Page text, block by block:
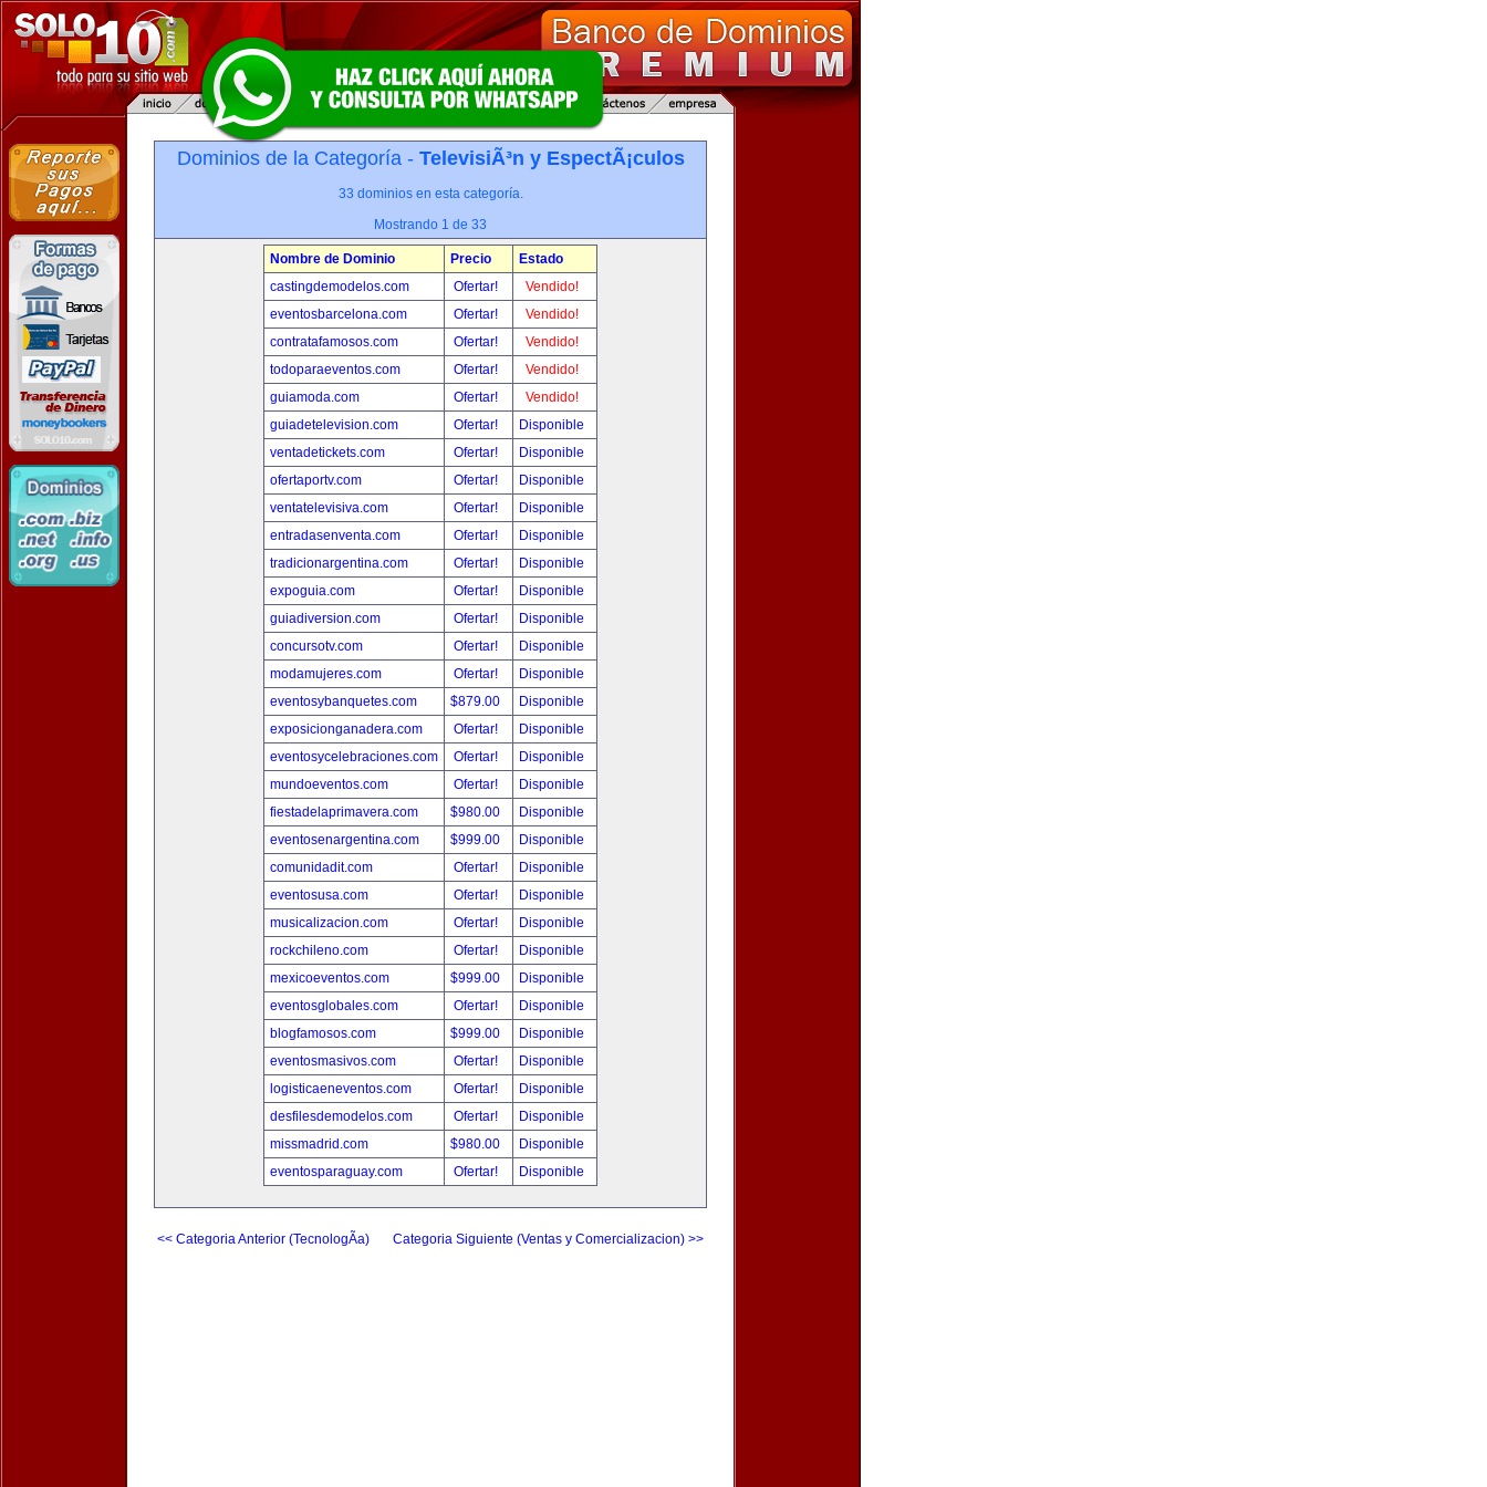
Dominios de la Categoría - TelevisiÃ³n y EspectÃ¡culos
33 dominios en esta categoría.
Mostrando 1 de 33
Nombre de Dominio Precio
Estado
castingdemodelos.com
Ofertar!
Vendido!
eventosbarcelona.com
Ofertar!
Vendido!
contratafamosos.com
Ofertar!
Vendido!
todoparaeventos.com
Ofertar!
Vendido!
guiamoda.com
Ofertar!
Vendido!
guiadetelevision.com
Ofertar!
Disponible
ventadetickets.com
Ofertar!
Disponible
ofertaportv.com
Ofertar!
Disponible
ventatelevisiva.com
Ofertar!
Disponible
entradasenventa.com
Ofertar!
Disponible
tradicionargentina.com
Ofertar!
Disponible
expoguia.com
Ofertar!
Disponible
guiadiversion.com
Ofertar!
Disponible
concursotv.com
Ofertar!
Disponible
modamujeres.com
Ofertar!
Disponible
eventosybanquetes.com
$879.00
Disponible
exposicionganadera.com
Ofertar!
Disponible
eventosycelebraciones.com
Ofertar!
Disponible
mundoeventos.com
Ofertar!
Disponible
fiestadelaprimavera.com
$980.00
Disponible
eventosenargentina.com
$999.00
Disponible
comunidadit.com
Ofertar!
Disponible
eventosusa.com
Ofertar!
Disponible
musicalizacion.com
Ofertar!
Disponible
rockchileno.com
Ofertar!
Disponible
mexicoeventos.com
$999.00
Disponible
eventosglobales.com
Ofertar!
Disponible
blogfamosos.com
$999.00
Disponible
eventosmasivos.com
Ofertar!
Disponible
logisticaeneventos.com
Ofertar!
Disponible
desfilesdemodelos.com
Ofertar!
Disponible
missmadrid.com
$980.00
Disponible
eventosparaguay.com
Ofertar! Disponible
<< Categoria Anterior (TecnologÃ­a) Categoria Siguiente (Ventas y Comercializacion) >>